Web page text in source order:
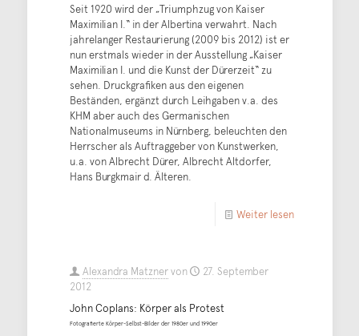
Seit 1920 wird der „Triumphzug von Kaiser
Maximilian I.“ in der Albertina verwahrt. Nach
jahrelanger Restaurierung (2009 bis 2012) ist er
nun erstmals wieder in der Ausstellung „Kaiser
Maximilian I. und die Kunst der Dürerzeit“ zu
sehen. Druckgrafiken aus den eigenen
Beständen, ergänzt durch Leihgaben v.a. des
KHM aber auch des Germanischen
Nationalmuseums in Nürnberg, beleuchten den
Herrscher als Auftraggeber von Kunstwerken,
u.a. von Albrecht Dürer, Albrecht Altdorfer,
Hans Burgkmair d. Älteren.
Weiter lesen
Alexandra Matznervon
27. September
2012
John Coplans: Körper als Protest
Fotografierte Körper-Selbst-Bilder der 1980er und 1990er